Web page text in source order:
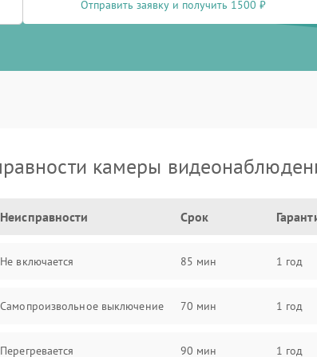
Отправить заявку и получить 1500 ₽
камеры
Неисправности Срок
Не включается 85 мин 1 год
Самопроизвольное выключение 70 мин 1 год
Перегревается 90 мин 1 год